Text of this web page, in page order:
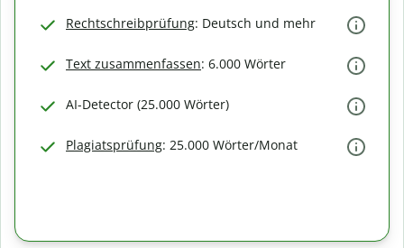
Rechtschreibprüfung: Deutsch und mehr
Text zusammenfassen: 6.000 Wörter
AI-Detector (25.000 Wörter)
Plagiatsprüfung: 25.000 Wörter/Monat